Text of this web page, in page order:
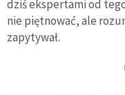
dziś ekspertami od
nie piętnować, ale
zapytywał.